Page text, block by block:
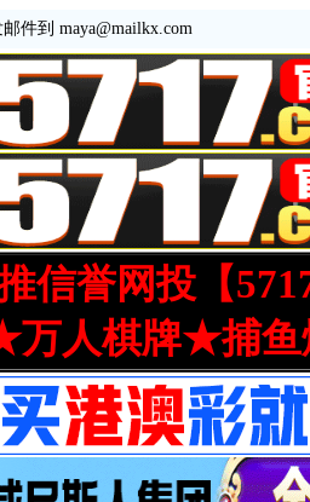
邮件到 maya@mailkx.com
信誉网投【
万人棋牌★捕鱼